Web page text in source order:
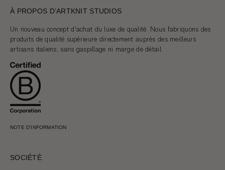
À PROPOS D’ARTKNIT STUDIOS
Un nouveau concept d'achat du luxe de qualité. Nous fabriquons des
produits de qualité supérieure directement auprès des meilleurs
artisans italiens, sans gaspillage ni marge de détail.
NOTE D’INFORMATION
SOCIÉTÉ